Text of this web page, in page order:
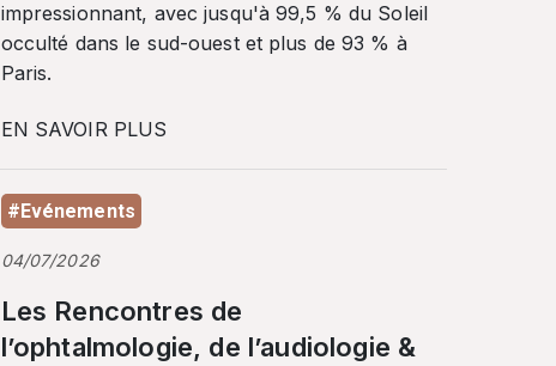
impressionnant, avec jusqu'à 99,5 % du Soleil
occulté dans le sud-ouest et plus de 93 % à
Paris.
EN SAVOIR PLUS
#Evénements
04/07/2026
Les Rencontres de
l’ophtalmologie, de l’audiologie &